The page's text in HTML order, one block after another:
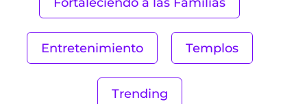
Entretenimiento Templos
Trending